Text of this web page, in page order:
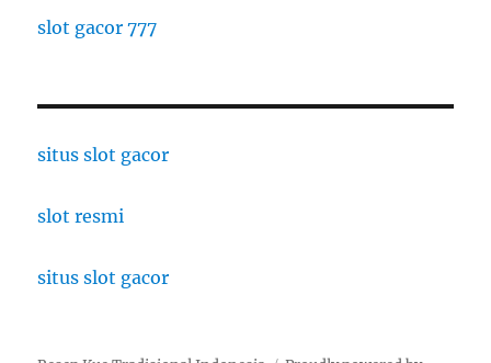
slot gacor 777
situs slot gacor
slot resmi
situs slot gacor